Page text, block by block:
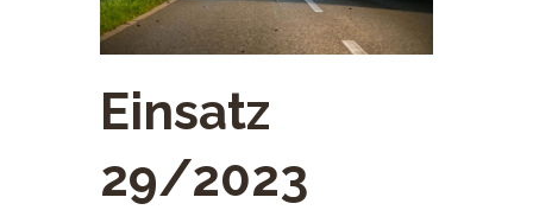
Einsatz
29/2023